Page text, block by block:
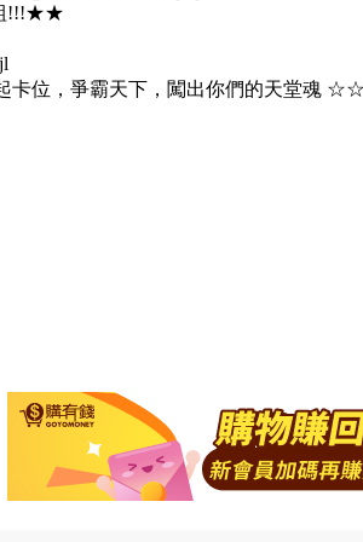
!!!★★
卡位，爭霸天下，闖出你們的天堂魂 ☆☆